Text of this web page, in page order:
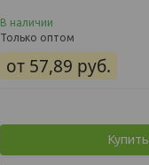
В наличии
Только оптом
от 57,89 руб.
Купить